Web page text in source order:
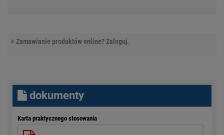
Zamawianie produktów online? Zaloguj.
dokumenty
Karta praktycznego stosowania